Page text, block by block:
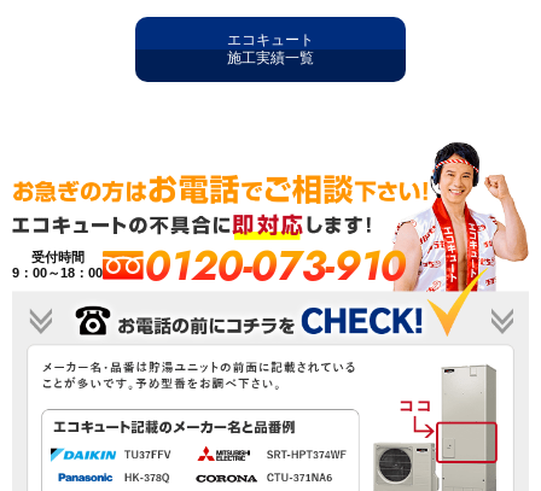
エコキュート
施工実績一覧
受付時間
9：00～18：00
0120-073-910